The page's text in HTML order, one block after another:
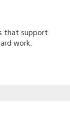
that support
work.